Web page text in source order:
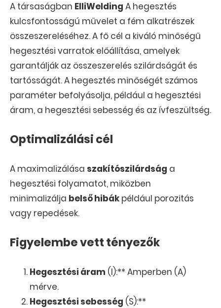
A társaságban ElliWelding A hegesztés
kulcsfontosságú művelet a fém alkatrészek
összeszereléséhez. A fő cél a kiváló minőségű
hegesztési varratok előállítása, amelyek
garantálják az összeszerelés szilárdságát és
tartósságát. A hegesztés minőségét számos
paraméter befolyásolja, például a hegesztési
áram, a hegesztési sebesség és az ívfeszültség.
Optimalizálási cél
A maximalizálása szakítószilárdság a
hegesztési folyamatot, miközben
minimalizálja belső hibák például porozitás
vagy repedések.
Figyelembe vett tényezők
Hegesztési áram (I):** Amperben (A)
mérve.
Hegesztési sebesség (S):**